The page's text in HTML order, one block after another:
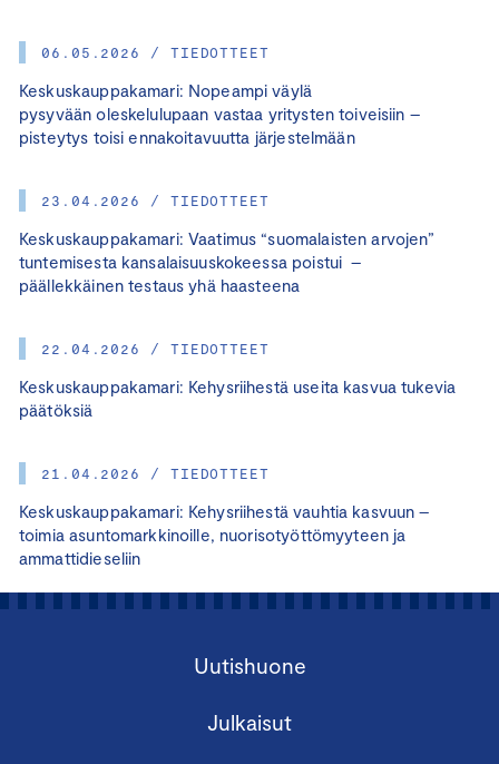
06.05.2026 / TIEDOTTEET
Keskuskauppakamari: Nopeampi väylä
pysyvään oleskelulupaan vastaa yritysten toiveisiin –
pisteytys toisi ennakoitavuutta järjestelmään
23.04.2026 / TIEDOTTEET
Keskuskauppakamari: Vaatimus “suomalaisten arvojen”
tuntemisesta kansalaisuuskokeessa poistui –
päällekkäinen testaus yhä haasteena
22.04.2026 / TIEDOTTEET
Keskuskauppakamari: Kehysriihestä useita kasvua tukevia
päätöksiä
21.04.2026 / TIEDOTTEET
Keskuskauppakamari: Kehysriihestä vauhtia kasvuun –
toimia asuntomarkkinoille, nuorisotyöttömyyteen ja
ammattidieseliin
Uutishuone
Julkaisut